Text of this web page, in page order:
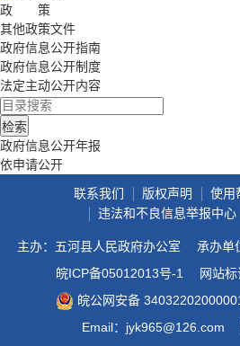
政 策
其他政策文件
政府信息公开指南
政府信息公开制度
法定主动公开内容
政府信息公开年报
依申请公开
联系我们
版权声明 使用
违法和不良信息举报中心
主办：五河县人民政府办公室
承办单
皖ICP备05012013号-1
网站
皖公网安备
Email：jyk965@126.com